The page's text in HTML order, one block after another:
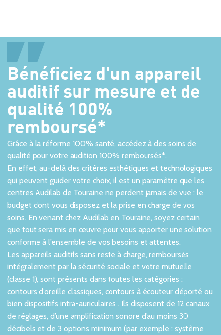
40 ANS D'EXPERIENCE DANS
L'AUDITION
Et 300 centres auditifs en France
Bénéficiez d'un appareil
auditif sur mesure et de
qualité 100%
remboursé*
Grâce à la réforme 100% santé, accédez à des soins de
qualité pour votre audition 100% remboursés*.
En effet, au-delà des critères esthétiques et technologiques
qui peuvent guider votre choix, il est un paramètre que les
centres Audilab de Touraine ne perdent jamais de vue : le
budget dont vous disposez et la prise en charge de vos
soins. En venant chez Audilab en Touraine, soyez certain
que tout sera mis en œuvre pour vous apporter une solution
conforme à l’ensemble de vos besoins et attentes.
Les appareils auditifs sans reste à charge, remboursés
intégralement par la sécurité sociale et votre mutuelle
(classe 1), sont présents dans toutes les catégories :
contours d’oreille classiques, contours à écouteur déporté ou
bien dispositifs intra-auriculaires . Ils disposent de 12 canaux
de réglages, d’une amplification sonore d’au moins 30
décibels et de 3 options minimum (par exemple : système